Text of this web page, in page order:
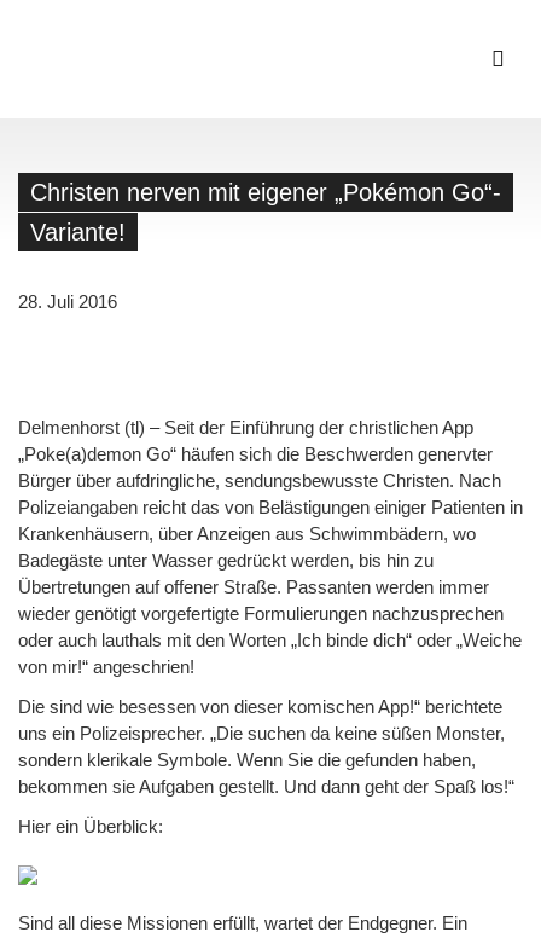
Christen nerven mit eigener „Pokémon Go“-
Variante!
28. Juli 2016
Delmenhorst (tl) – Seit der Einführung der christlichen App
„Poke(a)demon Go“ häufen sich die Beschwerden genervter
Bürger über aufdringliche, sendungsbewusste Christen. Nach
Polizeiangaben reicht das von Belästigungen einiger Patienten in
Krankenhäusern, über Anzeigen aus Schwimmbädern, wo
Badegäste unter Wasser gedrückt werden, bis hin zu
Übertretungen auf offener Straße. Passanten werden immer
wieder genötigt vorgefertigte Formulierungen nachzusprechen
oder auch lauthals mit den Worten „Ich binde dich“ oder „Weiche
von mir!“ angeschrien!
Die sind wie besessen von dieser komischen App!“ berichtete
uns ein Polizeisprecher. „Die suchen da keine süßen Monster,
sondern klerikale Symbole. Wenn Sie die gefunden haben,
bekommen sie Aufgaben gestellt. Und dann geht der Spaß los!“
Hier ein Überblick:
Sind all diese Missionen erfüllt, wartet der Endgegner. Ein